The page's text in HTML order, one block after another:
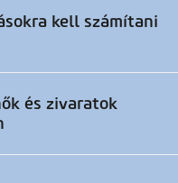
kell számítani
és zivaratok